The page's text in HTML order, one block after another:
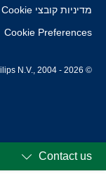
מדיניות קובצי Cookie
Cookie Preferences
© Koninklijke Philips N.V., 2004 - 2026. כל הזכויות שמורות.
Contact us